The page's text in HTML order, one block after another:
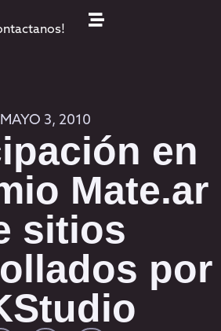
MAYO 3, 2010
en
Mate.ar
sitios
por